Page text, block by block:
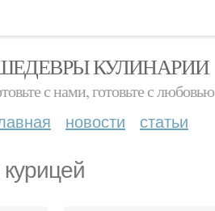
КУЛИНАРИИ
с нами, готовьте с любовью
новости статьи